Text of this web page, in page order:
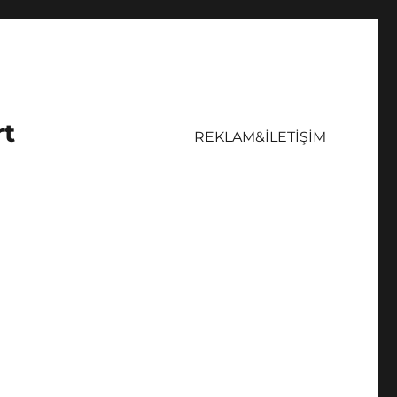
REKLAM&İLETİŞİM